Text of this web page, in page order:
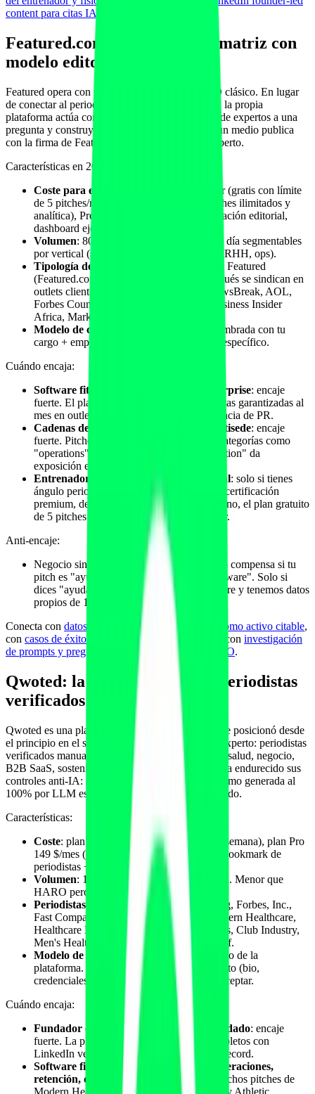
content para citas IA
Featured.com: la plataforma matriz con
modelo editorial
Featured opera con un modelo distinto al HARO clásico. En lugar
de conectar al periodista con expertos uno a uno, la propia
plataforma actúa como editor: recoge respuestas de expertos a una
pregunta y construye un artículo terminado que un medio publica
con la firma de Featured y los créditos a cada experto.
Características en 2026:
Coste para expertos
: tres tramos —Starter (gratis con límite
de 5 pitches/mes), Pro (249 $/mes con pitches ilimitados y
analítica), Premium (699 $/mes con priorización editorial,
dashboard ejecutivo y dedicado).
Volumen: 80-120 oportunidades nuevas al día segmentables
por vertical (salud, fitness, SaaS, fintech, RRHH, ops).
Tipología de medios
: dominios propios de Featured
(Featured.com, Terkel, Vandelay) que después se sindican en
outlets clientes (Yahoo Finance, MSN, NewsBreak, AOL,
Forbes Council, Built In, Entrepreneur, Business Insider
Africa, MarketWatch, Benzinga).
Modelo de cita
: tu respuesta se publica nombrada con tu
cargo + empresa + URL homepage o post específico.
Cuándo encaja:
Software fitness B2B mid-market y enterprise: encaje
fuerte. El plan Pro a 249 $/mes con 8-15 citas garantizadas al
mes en outlets B2B sale económico vs agencia de PR.
Cadenas de gimnasios y franquicias multisede: encaje
fuerte. Pitchear desde el CEO o CMO en categorías como
"operations", "leadership", "customer retention" da
exposición en Forbes Council y similares.
Entrenador o estudio boutique individual: solo si tienes
ángulo periodístico fuerte (libro publicado, certificación
premium, deportista profesional cliente). Si no, el plan gratuito
de 5 pitches al mes es suficiente para probar.
Anti-encaje:
Negocio sin ángulo diferencial. Featured no compensa si tu
pitch es "ayudamos a entrenadores con software". Solo si
dices "ayudamos a entrenadores con software y tenemos datos
propios de 1.200 entrenadores sobre X".
Conecta con datos propios y estudios originales como activo citable,
con casos de éxito y case studies como citas IA y con investigación
de prompts y preguntas reales de clientes para GEO.
Qwoted: la red premium con periodistas
verificados (anti-IA estricto)
Qwoted es una plataforma fundada en 2018 que se posicionó desde
el principio en el segmento premium del pitcheo experto: periodistas
verificados manualmente, foco fuerte en finanzas, salud, negocio,
B2B SaaS, sostenibilidad y tecnología. En 2026 ha endurecido sus
controles anti-IA: cualquier respuesta detectada como generada al
100% por LLM es expulsada y el experto bloqueado.
Características:
Coste: plan Free (limitaciones de 3 pitches/semana), plan Pro
149 $/mes (pitches ilimitados + analítica + bookmark de
periodistas + acceso anticipado).
Volumen: 15-40 oportunidades nuevas / día. Menor que
HARO pero con calidad media superior.
Periodistas : Wall Street Journal, Bloomberg, Forbes, Inc.,
Fast Company, Insider, CNBC, Axios, Modern Healthcare,
Healthcare Finance News, Athletic Business, Club Industry,
Men's Health, Outside, Runner's World, Self.
Modelo de pitcheo
: tienes que aplicar dentro de la
plataforma. El periodista ve tu perfil completo (bio,
credenciales, menciones previas) antes de aceptar.
Cuándo encaja:
Fundador o CEO con perfil personal cuidado: encaje
fuerte. La plataforma premia a perfiles completos con
LinkedIn verificado, bio coherente y track record.
Software fitness B2B en categorías de operaciones,
retención, datos y SaaS
: encaje fuerte. Muchos pitches de
Modern Healthcare, Healthcare Innovation y Athletic